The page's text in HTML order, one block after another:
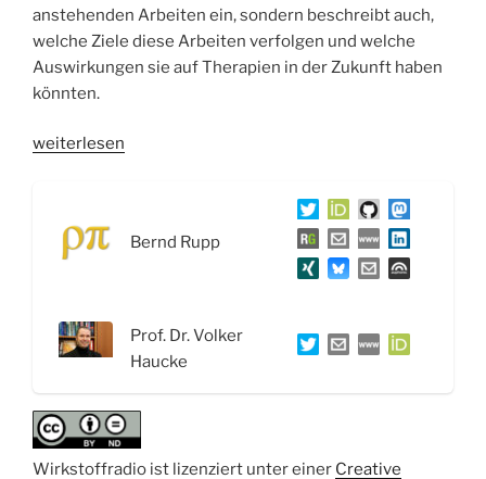
anstehenden Arbeiten ein, sondern beschreibt auch,
welche Ziele diese Arbeiten verfolgen und welche
Auswirkungen sie auf Therapien in der Zukunft haben
könnten.
„WSR078
PIPMet
Prof.
Haucke“
weiterlesen
Bernd Rupp
Prof. Dr. Volker
Haucke
Wirkstoffradio ist lizenziert unter einer Creative